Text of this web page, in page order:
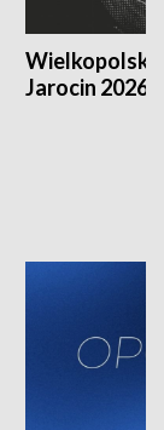
Jarocin 2026